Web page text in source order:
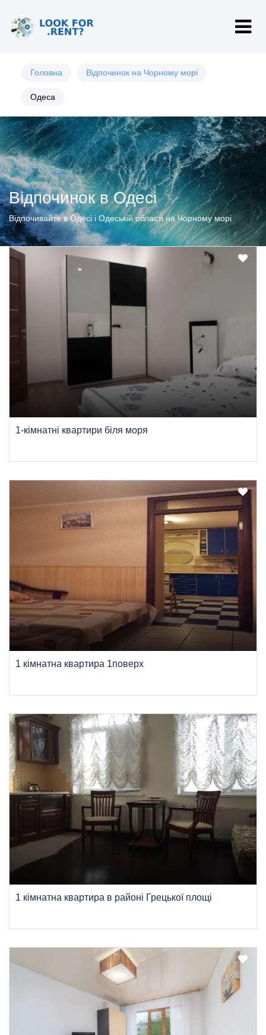
Головна Відпочинок на Чорному морі
Одеса
Відпочинок в Одесі
Відпочивайте в Одесі і Одеській області на Чорному морі
1-кімнатні квартири біля моря
1 кімнатна квартира 1поверх
1 кімнатна квартира в районі Грецької площі